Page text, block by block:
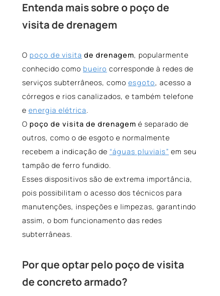
Entenda mais sobre o poço de
visita de drenagem
O poço de visita de drenagem, popularmente
conhecido como bueiro corresponde à redes de
serviços subterrâneos, como esgoto, acesso a
córregos e rios canalizados, e também telefone
e energia elétrica.
O poço de visita de drenagem é separado de
outros, como o de esgoto e normalmente
recebem a indicação de “águas pluviais” em seu
tampão de ferro fundido.
Esses dispositivos são de extrema importância,
pois possibilitam o acesso dos técnicos para
manutenções, inspeções e limpezas, garantindo
assim, o bom funcionamento das redes
subterrâneas.
Por que optar pelo poço de visita
de concreto armado?